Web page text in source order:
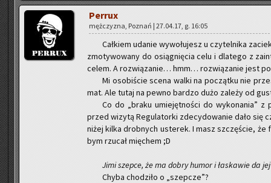
Per­rux
męż­czy­zna, Po­znań | 27.04.17, g. 16:05
Cał­kiem uda­nie wy­wo­łu­jesz u czy­tel­ni­ka
zmo­ty­wo­wa­ny do osią­gnię­cia celu i dla­te­go z
celem. A roz­wią­za­nie… hmm… roz­wią­za­nie jest
Mi oso­bi­ście scena walki na po­cząt­ku nie
mat. Ale tutaj na pewno bar­dzo dużo za­le­ży od
Co do „braku umie­jęt­no­ści do wy­ko­na­nia”
przed wi­zy­tą Re­gu­la­tor­ki zde­cy­do­wa­nie dało się
ni­żej kilka drob­nych uste­rek. I masz szczę­ście, że
bym rzu­cał mię­chem ;D
Jimi szep­ce, że ma dobry humor i ła­ska­wie da
Chyba cho­dzi­ło o „szep­cze”?